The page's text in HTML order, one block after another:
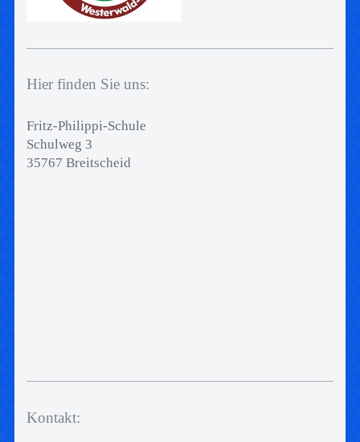
Hier finden Sie uns:
Fritz-Philippi-Schule
Schulweg 3
35767 Breitscheid
Kontakt: